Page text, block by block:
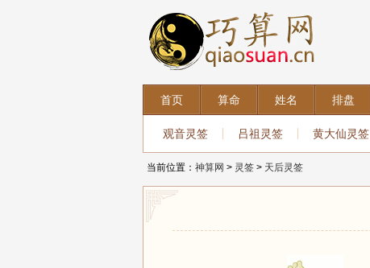
首页 算命 姓名 排盘
观音灵签 吕祖灵签 黄大仙灵签
当前位置： 神算网 > 灵签 > 天后灵签